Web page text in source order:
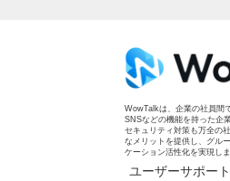
WowTalkは、企業の社員間
SNSなどの機能を持った企
セキュリティ対策も万全の
なメリットを提供し、グル
ケーション活性化を実現しま
ユーザーサポート